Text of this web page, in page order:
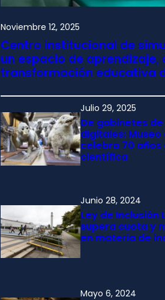
Noviembre 12, 2025
Centro institucional de
un espacio de
transformación educativa
Julio 29, 2025
De gabinetes
digitales: Museo
celebra 70
científica
Junio 28, 2024
Ley de Inclusión
supera cuota y
en materia de
Mayo 6, 2024